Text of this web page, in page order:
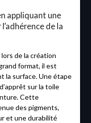
appliquant une
de la
de la création
format, il est
la surface. Une étape
sur la toile
Cette
des pigments,
et une durabilité